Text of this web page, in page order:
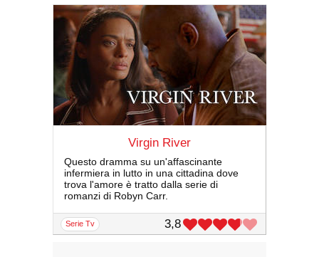
Virgin River
Questo dramma su un'affascinante
infermiera in lutto in una cittadina dove
trova l'amore è tratto dalla serie di
romanzi di Robyn Carr.
serie Tv 3,8